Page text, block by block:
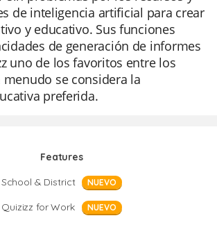
de inteligencia artificial para crear
y educativo. Sus funciones
de generación de informes
uno de los favoritos entre los
menudo se considera la
preferida.
Features
School & District
NUEVO
Quizizz for Work NUEVO